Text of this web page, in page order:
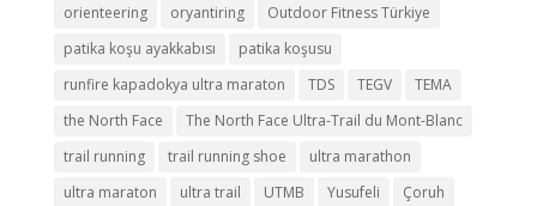
orienteering
oryantiring
Outdoor Fitness Türkiye
patika koşu ayakkabısı
patika koşusu
runfire kapadokya ultra maraton
TDS TEGV
TEMA
the North Face
The North Face Ultra-Trail du Mont-Blanc
trail running
trail running shoe
ultra marathon
ultra maraton
ultra trail UTMB Yusufeli Çoruh